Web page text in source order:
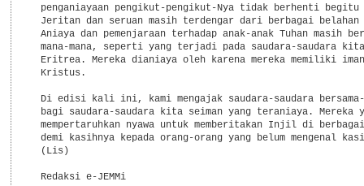
penganiayaan pengikut-pengikut-Nya tidak berhenti begitu
Jeritan dan seruan masih terdengar dari berbagai belahan
Aniaya dan pemenjaraan terhadap anak-anak Tuhan masih
mana-mana, seperti yang terjadi pada saudara-saudara
Eritrea. Mereka dianiaya oleh karena mereka memiliki
  Kristus.
Di edisi kali ini, kami mengajak saudara-saudara
bagi saudara-saudara kita seiman yang teraniaya. Mereka
mempertaruhkan nyawa untuk memberitakan Injil di
demi kasihnya kepada orang-orang yang belum mengenal
  (Lis)
  Redaksi e-JEMMi